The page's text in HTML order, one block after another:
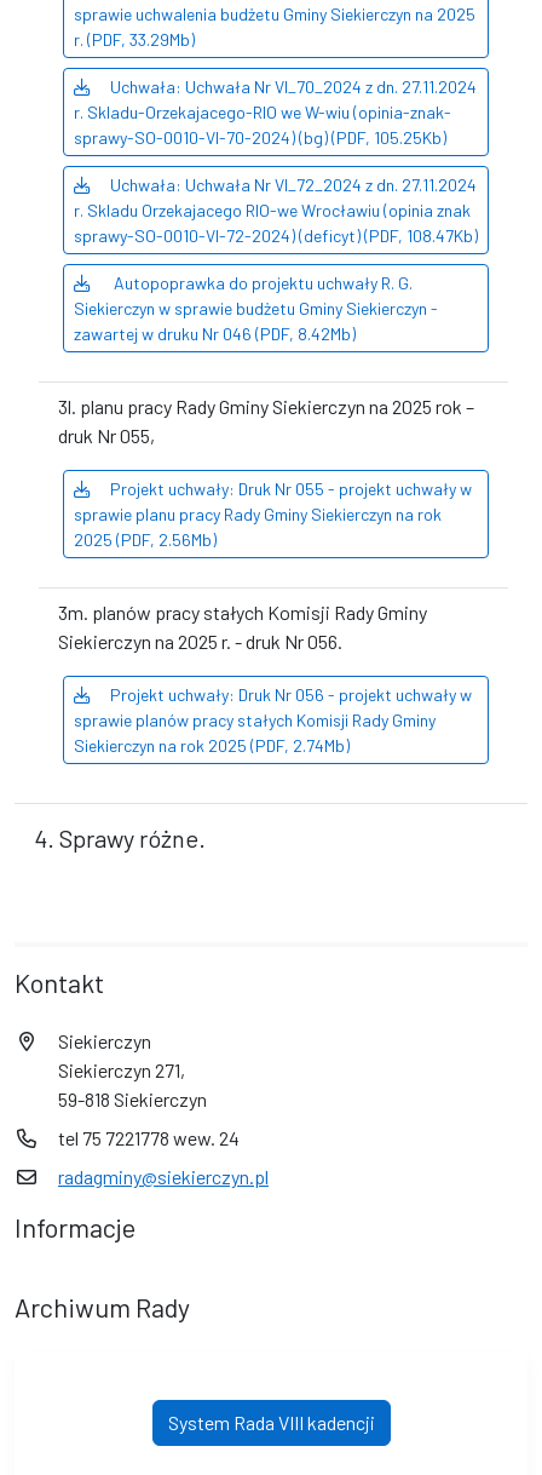
sprawie uchwalenia budżetu Gminy Siekierczyn na 2025
r. (PDF, 33.29Mb)
Uchwała: Uchwała Nr VI_70_2024 z dn. 27.11.2024
r. Skladu-Orzekajacego-RIO we W-wiu (opinia-znak-
sprawy-SO-0010-VI-70-2024) (bg) (PDF, 105.25Kb)
Uchwała: Uchwała Nr VI_72_2024 z dn. 27.11.2024
r. Skladu Orzekajacego RIO-we Wrocławiu (opinia znak
sprawy-SO-0010-VI-72-2024) (deficyt) (PDF, 108.47Kb)
Autopoprawka do projektu uchwały R. G.
Siekierczyn w sprawie budżetu Gminy Siekierczyn -
zawartej w druku Nr 046 (PDF, 8.42Mb)
3l. planu pracy Rady Gminy Siekierczyn na 2025 rok –
druk Nr 055,
Projekt uchwały: Druk Nr 055 - projekt uchwały w
sprawie planu pracy Rady Gminy Siekierczyn na rok
2025 (PDF, 2.56Mb)
3m. planów pracy stałych Komisji Rady Gminy
Siekierczyn na 2025 r. - druk Nr 056.
Projekt uchwały: Druk Nr 056 - projekt uchwały w
sprawie planów pracy stałych Komisji Rady Gminy
Siekierczyn na rok 2025 (PDF, 2.74Mb)
4. Sprawy różne.
Kontakt
Siekierczyn
Siekierczyn 271,
59-818 Siekierczyn
tel 75 7221778 wew. 24
radagminy@siekierczyn.pl
Informacje
Archiwum Rady
System Rada VIII kadencji